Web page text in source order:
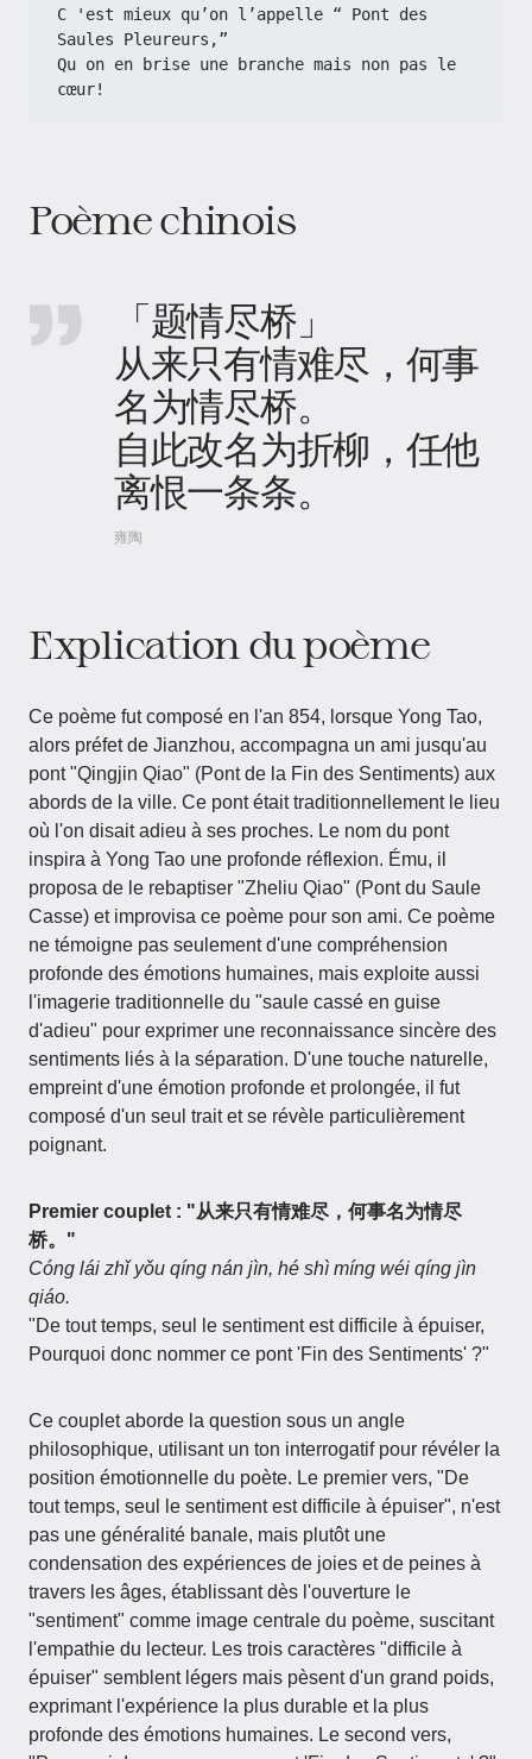
C 'est mieux qu’on l’appelle “ Pont des
Saules Pleureurs,”
Qu on en brise une branche mais non pas le
cœur!
Poème chinois
「题情尽桥」
从来只有情难尽，何事
名为情尽桥。
自此改名为折柳，任他
离恨一条条。
雍陶
Explication du poème
Ce poème fut composé en l'an 854, lorsque Yong Tao,
alors préfet de Jianzhou, accompagna un ami jusqu'au
pont "Qingjin Qiao" (Pont de la Fin des Sentiments) aux
abords de la ville. Ce pont était traditionnellement le lieu
où l'on disait adieu à ses proches. Le nom du pont
inspira à Yong Tao une profonde réflexion. Ému, il
proposa de le rebaptiser "Zheliu Qiao" (Pont du Saule
Casse) et improvisa ce poème pour son ami. Ce poème
ne témoigne pas seulement d'une compréhension
profonde des émotions humaines, mais exploite aussi
l'imagerie traditionnelle du "saule cassé en guise
d'adieu" pour exprimer une reconnaissance sincère des
sentiments liés à la séparation. D'une touche naturelle,
empreint d'une émotion profonde et prolongée, il fut
composé d'un seul trait et se révèle particulièrement
poignant.
Premier couplet : "从来只有情难尽，何事名为情尽
桥。"
Cóng lái zhǐ yǒu qíng nán jìn, hé shì míng wéi qíng jìn
qiáo.
"De tout temps, seul le sentiment est difficile à épuiser,
Pourquoi donc nommer ce pont 'Fin des Sentiments' ?"
Ce couplet aborde la question sous un angle
philosophique, utilisant un ton interrogatif pour révéler la
position émotionnelle du poète. Le premier vers, "De
tout temps, seul le sentiment est difficile à épuiser", n'est
pas une généralité banale, mais plutôt une
condensation des expériences de joies et de peines à
travers les âges, établissant dès l'ouverture le
"sentiment" comme image centrale du poème, suscitant
l'empathie du lecteur. Les trois caractères "difficile à
épuiser" semblent légers mais pèsent d'un grand poids,
exprimant l'expérience la plus durable et la plus
profonde des émotions humaines. Le second vers,